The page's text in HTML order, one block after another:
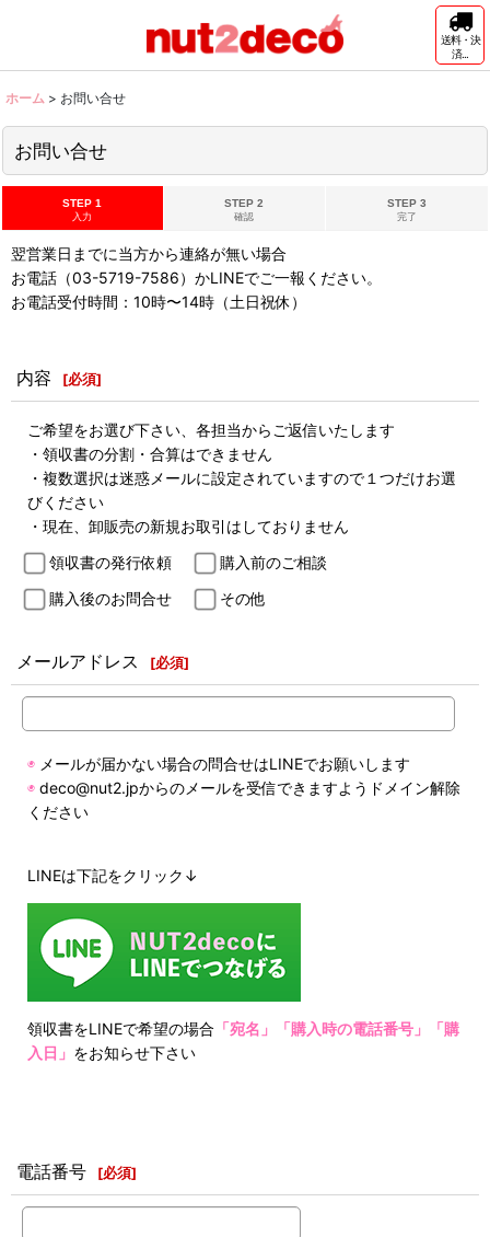
送料・決
済...
ホーム > お問い合せ
お問い合せ
STEP 1
入力
STEP 2
確認
STEP 3
完了
翌営業日までに当方から連絡が無い場合
お電話（03-5719-7586）かLINEでご一報ください。
お電話受付時間：10時〜14時（土日祝休）
内容 [必須]
ご希望をお選び下さい、各担当からご返信いたします
・領収書の分割・合算はできません
・複数選択は迷惑メールに設定されていますので１つだけお選
びください
・現在、卸販売の新規お取引はしておりません
領収書の発行依頼
購入前のご相談
購入後のお問合せ
その他
メールアドレス [必須]
◉ メールが届かない場合の問合せはLINEでお願いします
◉ deco@nut2.jpからのメールを受信できますようドメイン解除
ください
LINEは下記をクリック↓
領収書をLINEで希望の場合 「宛名」「購入時の電話番号」「購
入日」 をお知らせ下さい
電話番号 [必須]